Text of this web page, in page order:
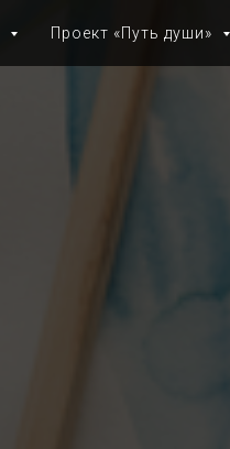
Проект «Путь души»